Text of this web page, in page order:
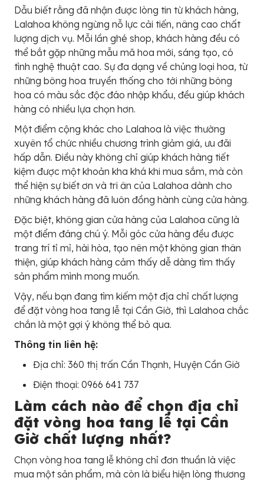
Dẫu biết rằng đã nhận được lòng tin từ khách hàng,
Lalahoa không ngừng nỗ lực cải tiến, nâng cao chất
lượng dịch vụ. Mỗi lần ghé shop, khách hàng đều có
thể bắt gặp những mẫu mã hoa mới, sáng tạo, có
tình nghệ thuật cao. Sự đa dạng về chủng loại hoa, từ
những bông hoa truyền thống cho tới những bông
hoa có màu sắc độc đáo nhập khẩu, đều giúp khách
hàng có nhiều lựa chọn hơn.
Một điểm cộng khác cho Lalahoa là việc thường
xuyên tổ chức nhiều chương trình giảm giá, ưu đãi
hấp dẫn. Điều này không chỉ giúp khách hàng tiết
kiệm được một khoản kha khá khi mua sắm, mà còn
thể hiện sự biết ơn và tri ân của Lalahoa dành cho
những khách hàng đã luôn đồng hành cùng cửa hàng.
Đặc biệt, không gian cửa hàng của Lalahoa cũng là
một điểm đáng chú ý. Mỗi góc cửa hàng đều được
trang trí tỉ mỉ, hài hòa, tạo nên một không gian thân
thiện, giúp khách hàng cảm thấy dễ dàng tìm thấy
sản phẩm mình mong muốn.
Vậy, nếu bạn đang tìm kiếm một địa chỉ chất lượng
để đặt vòng hoa tang lễ tại Cần Giờ, thì Lalahoa chắc
chắn là một gợi ý không thể bỏ qua.
Thông tin liên hệ:
Địa chỉ: 360 thị trấn Cần Thạnh, Huyện Cần Giờ
Điện thoại: 0966 641 737
Làm cách nào để chọn địa chỉ
đặt vòng hoa tang lễ tại Cần
Giờ chất lượng nhất?
Chọn vòng hoa tang lễ không chỉ đơn thuần là việc
mua một sản phẩm, mà còn là biểu hiện lòng thương